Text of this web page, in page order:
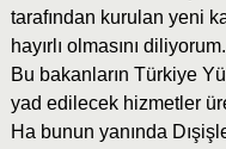
tarafından kurulan yeni
hayırlı olmasını diliyorum.
Bu bakanların Türkiye
yad edilecek hizmetler
Ha bunun yanında